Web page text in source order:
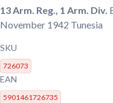
13 Arm. Reg., 1 Arm. Div.
November 1942 Tunesia
SKU
726073
EAN
5901461726735